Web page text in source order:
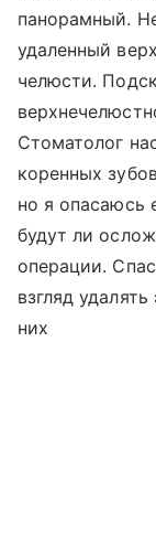
панорамный.
удаленный
челюсти.
Стоматолог
коренных
но я опасаюсь
будут ли
операции.
взгляд
них